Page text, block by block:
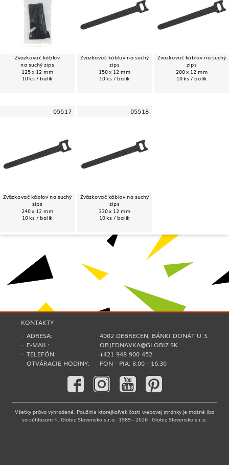
Zväzkovač káblov
na suchý zips
125 x 12 mm
10 ks / balík
Zväzkovač káblov na suchý
zips
150 x 12 mm
10 ks / balík
Zväzkovač káblov na suchý
zips
200 x 12 mm
10 ks / balík
05517
Zväzkovač káblov na suchý
zips
240 x 12 mm
10 ks / balík
05518
Zväzkovač káblov na suchý
zips
330 x 12 mm
10 ks / balík
KONTAKTY
· ADRESA:
4002 DEBRECEN, BÁNKI DONÁT U 3.
· E-MAIL:
OBJEDNAVKA@GLOBIZ.SK
· TELEFÓN:
+421 948 900 452
· OTVÁRACIE HODINY:
PON - PIA: 8:00 - 16:30
Všetky práva vyhradené. Použitie ktorejkoľvek časti webovej stránky je možné iba
so súhlasom fi. Globiz Slovensko s.r.o.· 1989 - 2026 · Globiz Slovensko s.r.o.